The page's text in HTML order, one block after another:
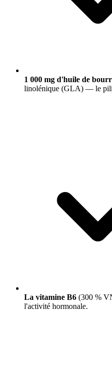
1 000 mg d'huile de
linolénique (GLA) — le
La vitamine B6 (300 %
l'activité hormonale.